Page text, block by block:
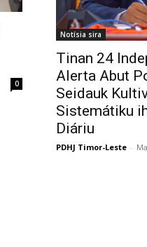
0
Notísia sira
Tinan 24
Alerta Abut
Seidauk
Sistemátiku
Diáriu
PDHJ Timor-Leste -